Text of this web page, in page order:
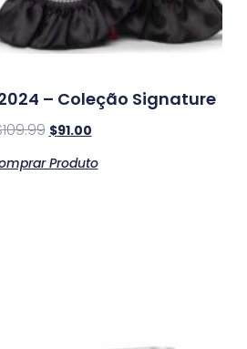
– Coleção Signature
109.99 $91.00
Produto